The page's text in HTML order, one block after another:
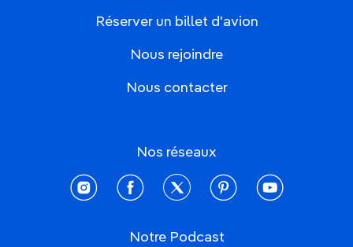
Réserver un billet d'avion
Nous rejoindre
Nous contacter
Nos réseaux
instagramfacebooktwitter pinterestyoutube
Notre Podcast